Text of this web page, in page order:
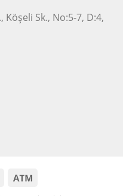
Sk., No:5-7, D:4,